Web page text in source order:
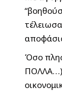
Όσο
ΠΟΛΛΑ…)